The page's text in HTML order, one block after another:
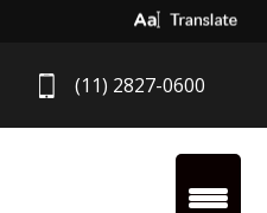
Select
(11) 2827-0600